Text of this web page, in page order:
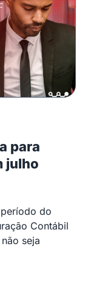
para
julho
do
Contábil
seja